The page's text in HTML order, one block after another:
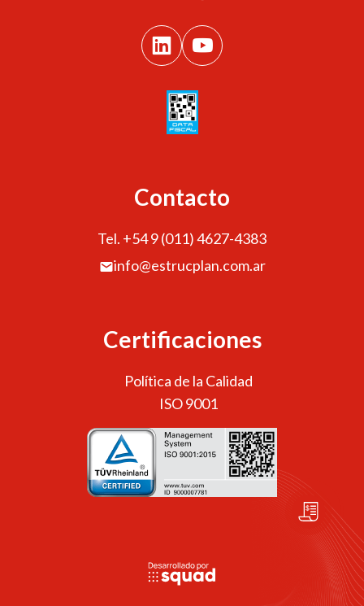
Contacto
Tel. +54 9 (011) 4627-4383
info@estrucplan.com.ar
Certificaciones
Política de la Calidad
ISO 9001